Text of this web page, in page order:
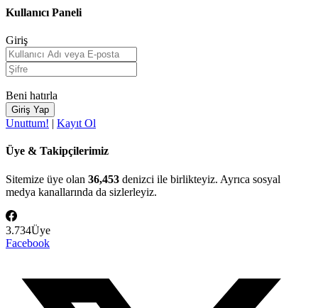
Kullanıcı Paneli
Giriş
Beni hatırla
Unuttum! | Kayıt Ol
Üye & Takipçilerimiz
Sitemize üye olan 36,453 denizci ile birlikteyiz. Ayrıca sosyal
medya kanallarında da sizlerleyiz.
3.734Üye
Facebook